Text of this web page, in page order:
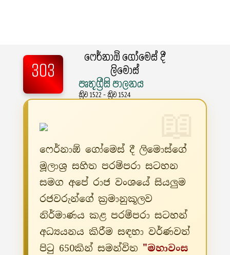
303
ෆෙර්නාඕ ගෝමෙස් දී
ලිමොස්
පෘතුග්‍රීසි පාලනය
ක්‍රිව 1522 - ක්‍රිව 1524
ෆෙර්නාඕ ගෝමෙස් දී ලිමොස්ගේ
මූලාශ්‍ර සහිත පරම්පරා සටහන
සමග අපේ රාජ වංශයේ සියලුම
රජවරුන්ගේ ක්‍රමානුකූලව
නිර්මාණය කළ පරම්පරා සටහන්
අධ්‍යයනය කිරීම සඳහා වර්ණවත්
පිටු 650කින් සමන්විත "මහාවංස